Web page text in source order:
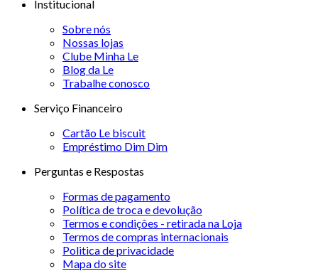
Institucional
Sobre nós
Nossas lojas
Clube Minha Le
Blog da Le
Trabalhe conosco
Serviço Financeiro
Cartão Le biscuit
Empréstimo Dim Dim
Perguntas e Respostas
Formas de pagamento
Política de troca e devolução
Termos e condições - retirada na Loja
Termos de compras internacionais
Politica de privacidade
Mapa do site